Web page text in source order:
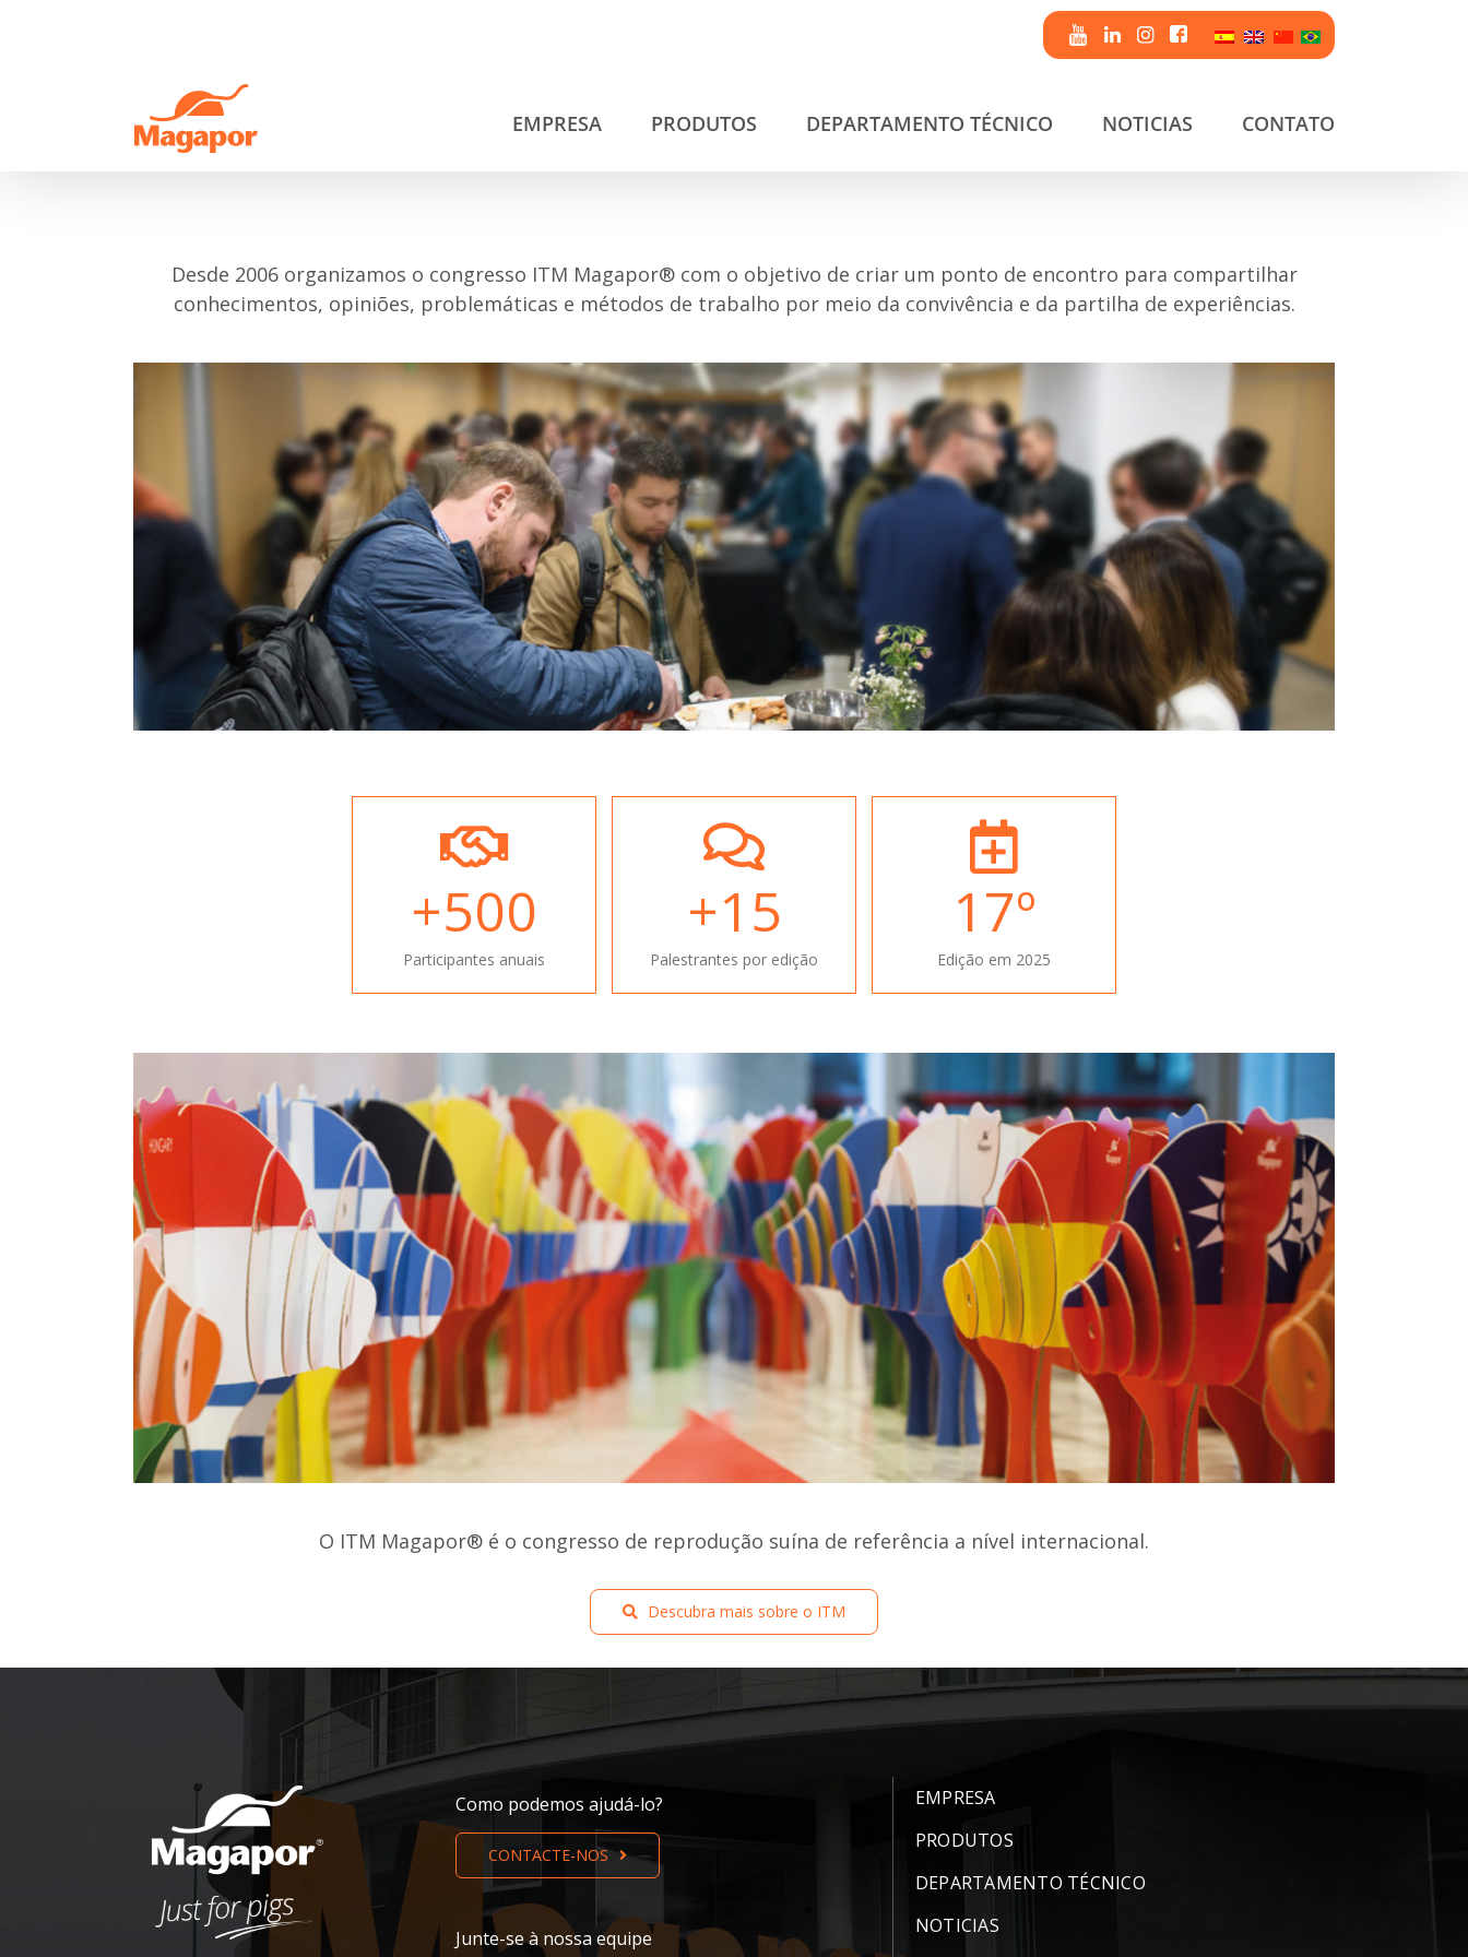
EMPRESA
PRODUTOS DEPARTAMENTO TÉCNICO NOTICIAS CONTATO
Desde 2006 organizamos o congresso ITM Magapor® com o objetivo de criar um ponto de encontro para compartilhar
conhecimentos, opiniões, problemáticas e métodos de trabalho por meio da convivência e da partilha de experiências.
+500
Participantes anuais
+15
Palestrantes por edição
17º
Edição em 2025
O ITM Magapor® é o congresso de reprodução suína de referência a nível internacional.
Descubra mais sobre o ITM
Como podemos ajudá-lo?
CONTACTE-NOS
Junte-se à nossa equipe
EMPRESA
PRODUTOS
DEPARTAMENTO TÉCNICO
NOTICIAS